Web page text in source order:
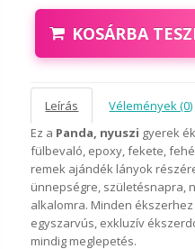
KOSÁRBA
Leírás
Vélemények (0)
Ez a Panda, nyuszi gyerek
fülbevaló, epoxy, fekete,
remek ajándék lányok
ünnepségre, születésnapra,
alkalomra. Minden
egyszarvús, exkluzív
mindig meglepetés.